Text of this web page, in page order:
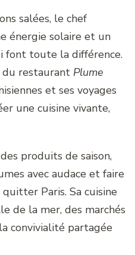
salées, le chef
énergie solaire et un
font toute la différence.
du restaurant Plume
et ses voyages
une cuisine vivante,
produits de saison,
avec audace et faire
Paris. Sa cuisine
de la mer, des marchés
convivialité partagée